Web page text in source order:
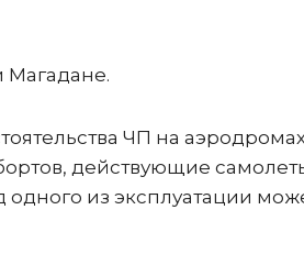
Магадане.
ЧП на
действующие
из эксплуатации